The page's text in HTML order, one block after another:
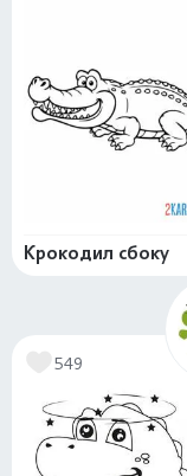
Крокодил сбоку
549